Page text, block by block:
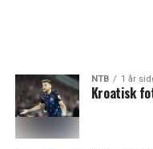
NTB 1 år
Kroatisk